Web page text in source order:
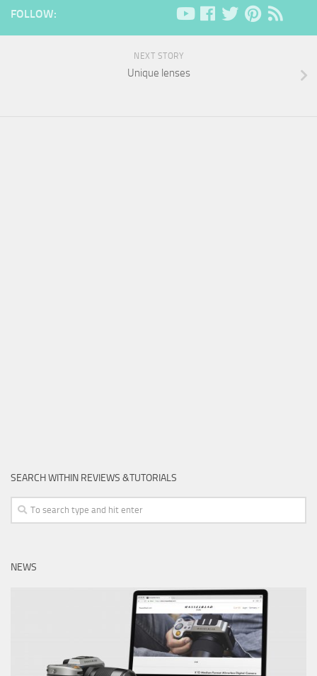
FOLLOW:
NEXT STORY
Unique lenses
SEARCH WITHIN REVIEWS &TUTORIALS
NEWS